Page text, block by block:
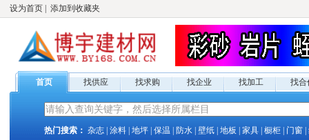
设为首页 添加到收藏夹
首页 找供应 找求购 找企业 找加工 找合
热门搜索： 杂志 涂料 地坪 保温 防水 壁纸 地板 家具 橱柜 门窗